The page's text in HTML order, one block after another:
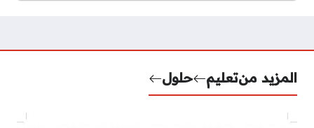
المزيد منتعليم حلول